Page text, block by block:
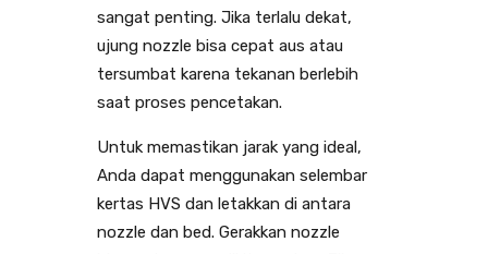
sangat penting. Jika terlalu dekat,
ujung nozzle bisa cepat aus atau
tersumbat karena tekanan berlebih
saat proses pencetakan.
Untuk memastikan jarak yang ideal,
Anda dapat menggunakan selembar
kertas HVS dan letakkan di antara
nozzle dan bed. Gerakkan nozzle